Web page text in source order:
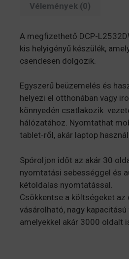
Vélemények (0)
A megfizethető DCP-
kis helyigényű készülék,
csendesen dolgozik.
Egyszerű beüzemelés és
helyezi el otthonában vagy
könnyedén csatlakozik
hálózatához. Nyomtathat
tablet-ről, akár laptop
Spóroljon időt az akár 30
nyomtatási sebességgel és
kétoldalas nyomtatással.
Csökkentse a költségeket az
vásárolható, nagy
amelyekkel akár 3000 oldalt